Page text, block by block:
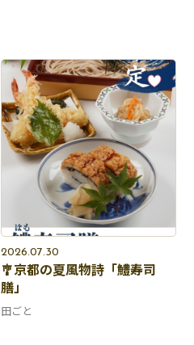
2026.07.30
🎐京都の夏風物詩「鱧寿司
膳」
田ごと